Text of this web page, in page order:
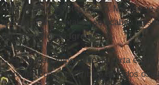
onde as vítimas intervieram. Mesmo se
apenas instrumental ou se acabou
para o interior da
Igreja.
2. Outra ideia importante da carta é
resolvido com o contributo de todos os